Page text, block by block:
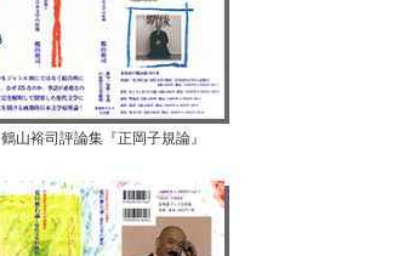
鶴山裕司評論集『正岡子規論』